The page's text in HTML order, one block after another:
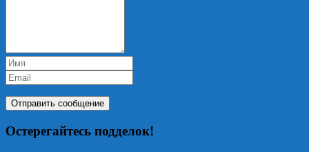
Остерегайтесь подделок!